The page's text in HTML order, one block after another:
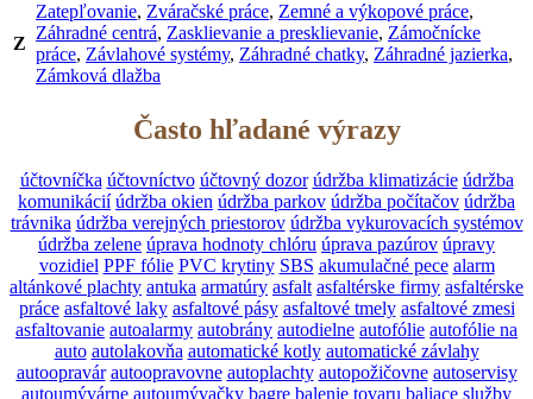
Z
Zatepľovanie, Zváračské práce, Zemné a výkopové práce,
Záhradné centrá, Zasklievanie a presklievanie, Zámočnícke
práce, Závlahové systémy, Záhradné chatky, Záhradné jazierka,
Zámková dlažba
Často hľadané výrazy
účtovníčka účtovníctvo účtovný dozor údržba klimatizácie údržba
komunikácií údržba okien údržba parkov údržba počítačov údržba
trávnika údržba verejných priestorov údržba vykurovacích systémov
údržba zelene úprava hodnoty chlóru úprava pazúrov úpravy
vozidiel PPF fólie PVC krytiny SBS akumulačné pece alarm
altánkové plachty antuka armatúry asfalt asfaltérske firmy asfaltérske
práce asfaltové laky asfaltové pásy asfaltové tmely asfaltové zmesi
asfaltovanie autoalarmy autobrány autodielne autofólie autofólie na
auto autolakovňa automatické kotly automatické závlahy
autoopravár autoopravovne autoplachty autopožičovne autoservisy
autoumývárne autoumývačky bagre balenie tovaru baliace služby